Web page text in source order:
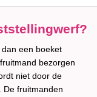
een boeket
bezorgen
niet door de
De fruitmanden